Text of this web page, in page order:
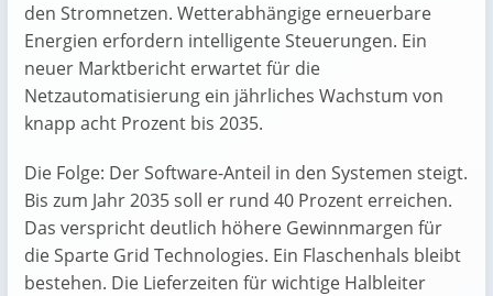
den Stromnetzen. Wetterabhängige erneuerbare
Energien erfordern intelligente Steuerungen. Ein
neuer Marktbericht erwartet für die
Netzautomatisierung ein jährliches Wachstum von
knapp acht Prozent bis 2035.
Die Folge: Der Software-Anteil in den Systemen steigt.
Bis zum Jahr 2035 soll er rund 40 Prozent erreichen.
Das verspricht deutlich höhere Gewinnmargen für
die Sparte Grid Technologies. Ein Flaschenhals bleibt
bestehen. Die Lieferzeiten für wichtige Halbleiter